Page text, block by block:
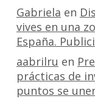
Gabriela en
vives en una
España.
aabrilru en
prácticas de
puntos se